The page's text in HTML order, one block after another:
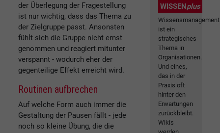
der Überlegung der Fragestellung
ist nur wichtig, dass das Thema zu
der Zielgruppe passt. Ansonsten
fühlt sich die Gruppe nicht ernst
genommen und reagiert mitunter
verspannt - wodurch eher der
gegenteilige Effekt erreicht wird.
Routinen aufbrechen
Auf welche Form auch immer die
Gestaltung der Pausen fällt - jede
noch so kleine Übung, die die
WISSENplus
Wissensmanagement
ist ein
strategisches
Thema in
Organisationen.
Und eines,
das in der
Praxis oft
hinter den
Erwartungen
zurückbleibt.
Wikis